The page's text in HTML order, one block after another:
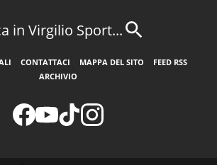
in Virgilio Sport...
CONTATTACI MAPPA DEL SITO
FEED RSS
ARCHIVIO